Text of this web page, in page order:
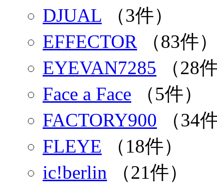
DJUAL （3件）
EFFECTOR （83件
EYEVAN7285 （28
Face a Face （5件）
FACTORY900 （34
FLEYE （18件）
ic!berlin （21件）